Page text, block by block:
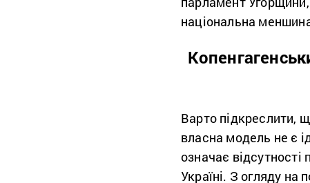
національна
Варто підкреслити,
власна модель не є
означає
Україні. З огляду на